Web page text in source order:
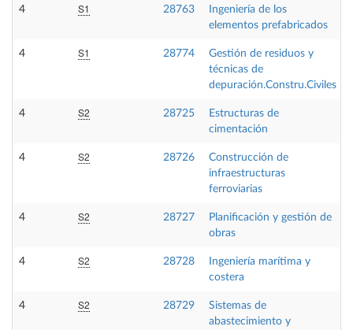
4 S1 28763
Ingeniería de los
elementos prefabricados
4 S1 28774
Gestión de residuos y
técnicas de
depuración.Constru.Civiles
4 S2 28725
Estructuras de
cimentación
4 S2 28726
Construcción de
infraestructuras
ferroviarias
4 S2 28727
Planificación y gestión de
obras
4 S2 28728
Ingeniería marítima y
costera
4 S2 28729
Sistemas de
abastecimiento y